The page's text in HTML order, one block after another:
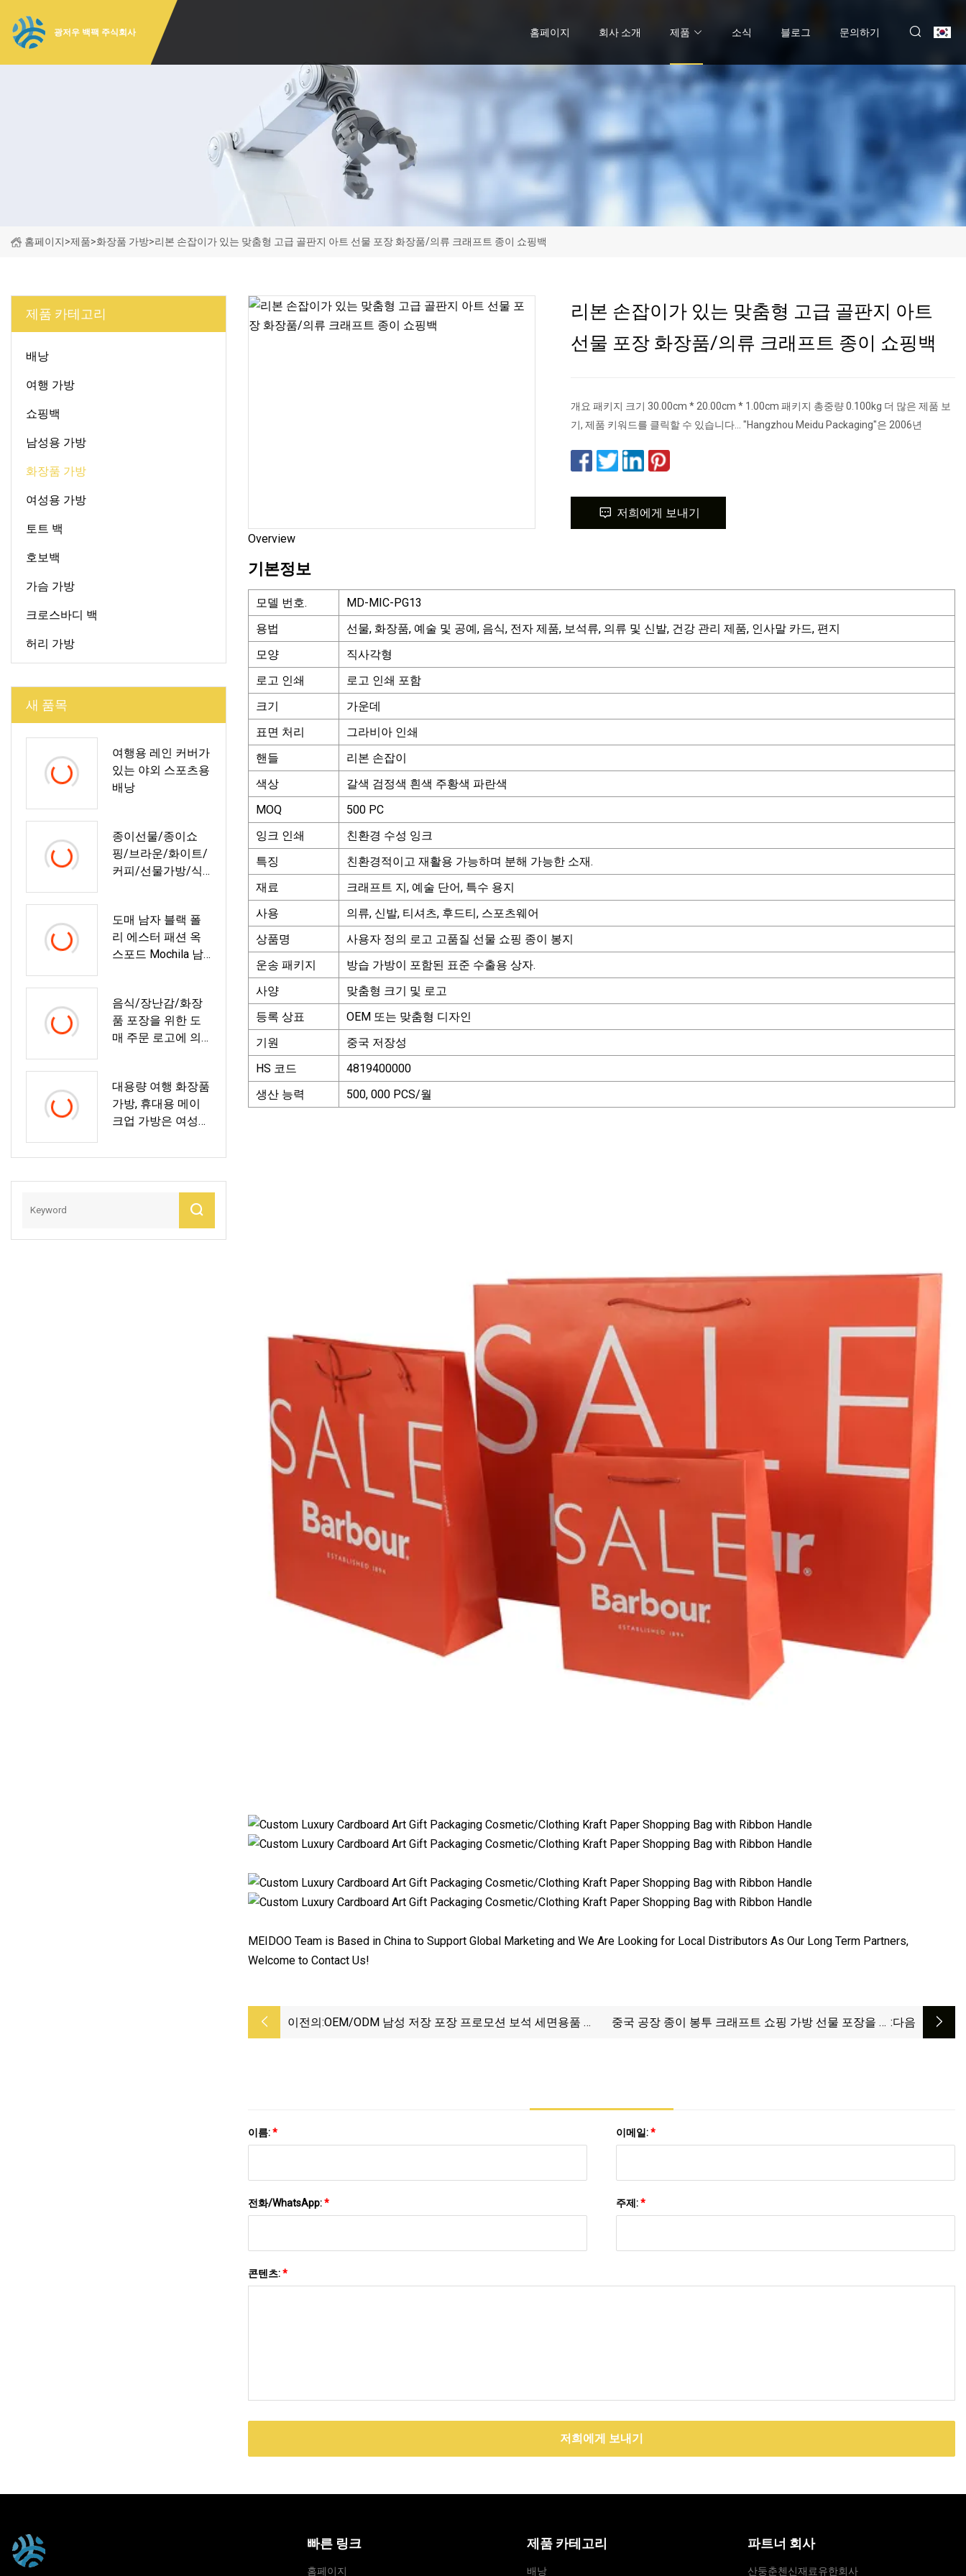
광저우 백팩 주식회사 홈페이지 회사 소개 제품 소식 블로그 문의하기
홈페이지>제품>화장품 가방>리본 손잡이가 있는 맞춤형 고급 골판지 아트 선물 포장 화장품/의류 크래프트 종이 쇼핑백
제품 카테고리
배낭
여행 가방
쇼핑백
남성용 가방
화장품 가방
여성용 가방
토트 백
호보백
가슴 가방
크로스바디 백
허리 가방
새 품목
여행용 레인 커버가
있는 야외 스포츠용
배낭
종이선물/종이쇼
핑/브라운/화이트/
커피/선물가방/식
이/플랫손잡이/크
래프트지/알루미늄
박 뾰족바닥/종이
도매 남자 블랙 폴
리 에스터 패션 옥
스포드 Mochila 남
가방
음식/장난감/화장
품 포장을 위한 도
매 주문 로고에 의
플라스틱 EVA TPU
명확한 비닐 봉투
대용량 여행 화장품
가방, 휴대용 메이
크업 가방은 여성을
다기능 저장 메이크
리본 손잡이가 있는 맞춤형 고급 골판지 아트
선물 포장 화장품/의류 크래프트 종이 쇼핑백
개요 패키지 크기 30.00cm * 20.00cm * 1.00cm 패키지 총중량 0.100kg 더 많은 제품 보
기, 제품 키워드를 클릭할 수 있습니다... "Hangzhou Meidu Packaging"은 2006년
저희에게 보내기
Overview
기본정보
모델 번호.
MD-MIC-PG13
용법
선물, 화장품, 예술 및 공예, 음식, 전자 제품, 보석류, 의류 및 신발, 건강 관리 제품, 인사말 카드, 편지
모양
직사각형
로고 인쇄
로고 인쇄 포함
크기
가운데
표면 처리
그라비아 인쇄
핸들
리본 손잡이
색상
갈색 검정색 흰색 주황색 파란색
MOQ
500 PC
잉크 인쇄
친환경 수성 잉크
특징
친환경적이고 재활용 가능하며 분해 가능한 소재.
재료
크래프트 지, 예술 단어, 특수 용지
사용
의류, 신발, 티셔츠, 후드티, 스포츠웨어
상품명
사용자 정의 로고 고품질 선물 쇼핑 종이 봉지
운송 패키지
방습 가방이 포함된 표준 수출용 상자.
사양
맞춤형 크기 및 로고
등록 상표
OEM 또는 맞춤형 디자인
기원
중국 저장성
HS 코드
4819400000
생산 능력
500, 000 PCS/월
MEIDOO Team is Based in China to Support Global Marketing and We Are Looking for Local Distributors As Our Long Term Partners,
Welcome to Contact Us!
이전의:OEM/ODM 남성 저장 포장 프로모션 보석 세면용품 메
중국 공장 종이 봉투 크래프트 쇼핑 가방 선물 포장을 위 :다음
이름:* 이메일:*
전화/WhatsApp:* 주제:*
콘텐츠:*
저희에게 보내기
빠른 링크
홈페이지
제품 카테고리
배낭
파트너 회사
산둥춘첸신재료유한회사